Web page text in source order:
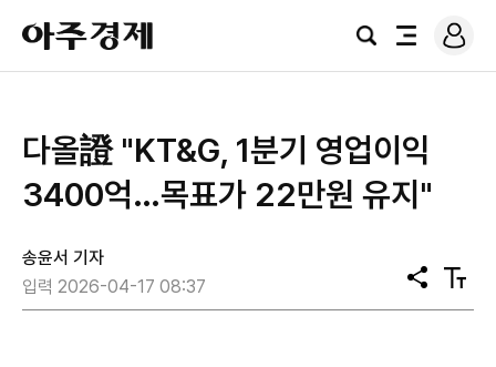
아
주
경
검
전
로
그
다올證 "KT&G, 1분기 영업이익
3400억…목표가 22만원 유지"
송윤서 기자
입력 2026-04-17 08:37
공
유
텍
스